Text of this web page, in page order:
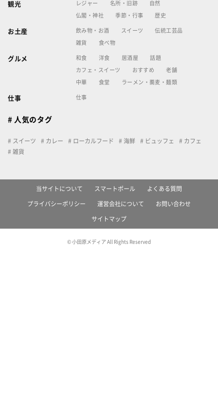
観光 レジャー 名所・旧跡 自然
仏閣・神社 季節・行事 歴史
お土産 飲み物・お酒 スイーツ 伝統工芸品
雑貨 食べ物
グルメ 和食 洋食 居酒屋 話題
カフェ・スイーツ おすすめ 老舗
中華 食堂 ラーメン・蕎麦・麺類
仕事 仕事
# 人気のタグ
スイーツ カレー ローカルフード 海鮮 ビュッフェ
カフェ
雑貨
当サイトについて スマートポール よくある質問
プライバシーポリシー 運営会社について お問い合わせ
サイトマップ
© 小田原メディア All Rights Reserved